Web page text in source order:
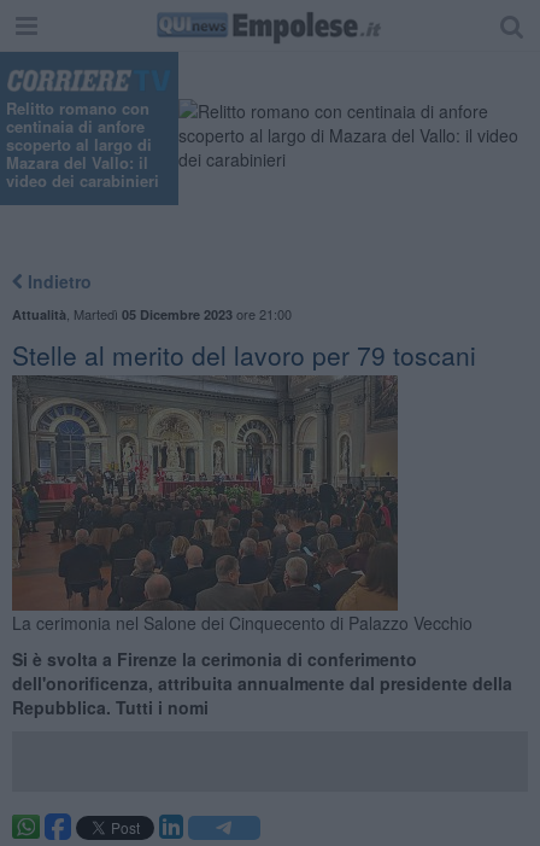
Relitto romano con
centinaia di anfore
scoperto al largo di
Mazara del Vallo: il
video dei carabinieri
Indietro
Attualità Martedì 05 Dicembre 2023ore 21:00
Stelle al merito del lavoro per 79 toscani
La cerimonia nel Salone dei Cinquecento di Palazzo Vecchio
Si è svolta a Firenze la cerimonia di conferimento
dell'onorificenza, attribuita annualmente dal presidente della
Repubblica. Tutti i nomi